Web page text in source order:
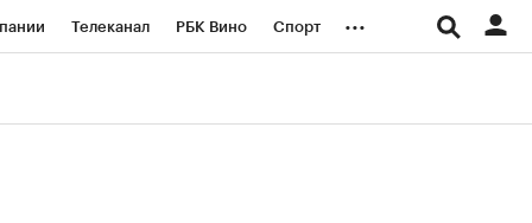
Телеканал РБК Вино Спорт ...